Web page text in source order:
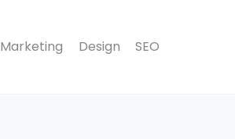
Marketing Design SEO